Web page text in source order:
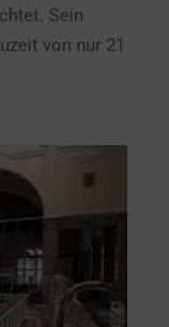
Sein
von nur 21